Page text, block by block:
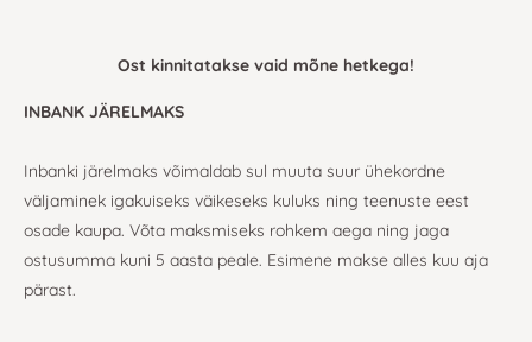
Ost kinnitatakse vaid mõne hetkega!
INBANK JÄRELMAKS
Inbanki järelmaks võimaldab sul muuta suur ühekordne
väljaminek igakuiseks väikeseks kuluks ning teenuste eest
osade kaupa. Võta maksmiseks rohkem aega ning jaga
ostusumma kuni 5 aasta peale. Esimene makse alles kuu aja
pärast.